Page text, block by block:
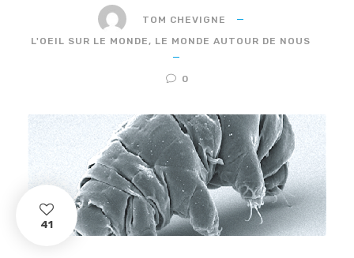
TOM CHEVIGNE
L'OEIL SUR LE MONDE, LE MONDE AUTOUR DE NOUS
0
41